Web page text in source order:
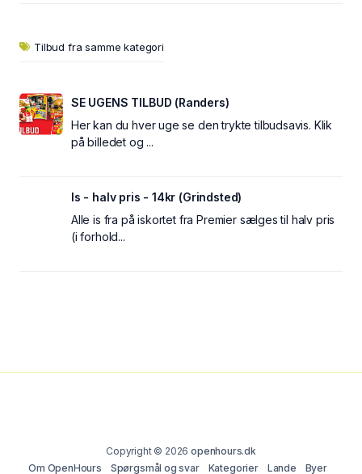
Tilbud fra samme kategori
SE UGENS TILBUD (Randers)
Her kan du hver uge se den trykte tilbudsavis. Klik
på billedet og ...
Is - halv pris - 14kr (Grindsted)
Alle is fra på iskortet fra Premier sælges til halv pris
(i forhold...
Copyright © 2026openhours.dk
Om OpenHours
Spørgsmål og svar Kategorier Lande
Byer